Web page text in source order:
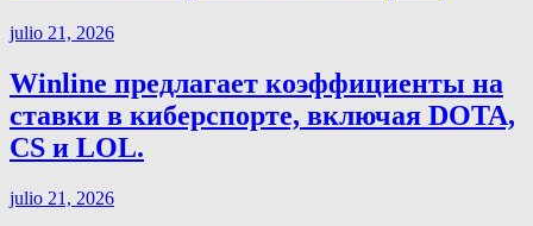
julio 21, 2026
Winline предлагает коэффициенты на
ставки в киберспорте, включая DOTA,
CS и LOL.
julio 21, 2026